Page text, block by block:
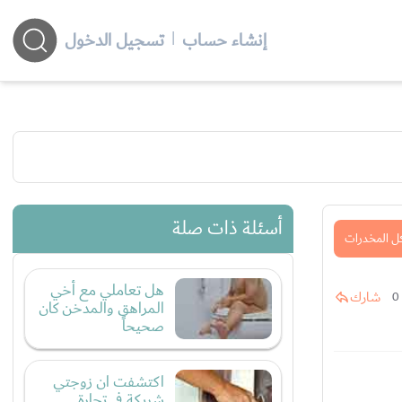
إنشاء حساب | تسجيل الدخول
المخدرات
0 شارك
أسئلة ذات صلة
هل تعاملي مع أخي
المراهق والمدخن كان
صحيحاً
اكتشفت ان زوجتي